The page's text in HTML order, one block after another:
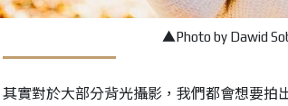
▲Photo by Dawid
其實對於大部分背光攝影，我們都會想要拍